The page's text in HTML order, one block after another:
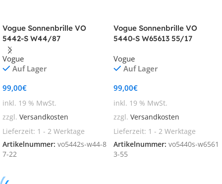
Vogue Sonnenbrille VO
5442-S W44/87
Vogue
Auf Lager
99,00€
inkl. 19 % MwSt.
zzgl. Versandkosten
Lieferzeit: 1 - 2 Werktage
Artikelnummer: vo5442s-w44-8
7-22
Vogue Sonnenbrille VO
5440-S W65613 55/17
Vogue
Auf Lager
99,00€
inkl. 19 % MwSt.
zzgl. Versandkosten
Lieferzeit: 1 - 2 Werktage
Artikelnummer: vo5440s-w6561
3-55